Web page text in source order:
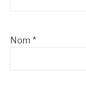
Nom *